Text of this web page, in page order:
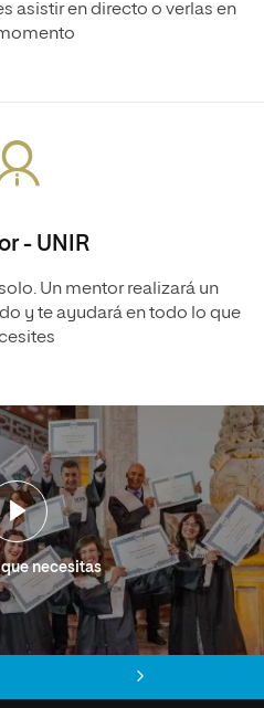
asistir en directo o verlas en
- UNIR
Un mentor realizará un
y te ayudará en todo lo que
necesitas